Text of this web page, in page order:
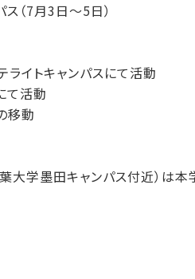
（7月3日～5日）
イトキャンパスにて活動
て活動
移動
大学墨田キャンパス付近）は